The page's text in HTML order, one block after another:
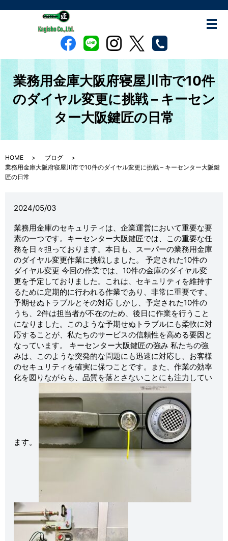
業務用金庫大阪府寝屋川市で10件
のダイヤル変更に挑戦 – キーセン
ター大阪鍵匠の日常
HOME
ブログ
業務用金庫大阪府寝屋川市で10件のダイヤル変更に挑戦 – キーセンター大阪鍵
匠の日常
2024/05/03
業務用金庫のセキュリティは、企業運営において重要な要
素の一つです。キーセンター大阪鍵匠では、この重要な任
務を日々担っております。本日も、スーパーの業務用金庫
のダイヤル変更作業に挑戦しました。 予定された10件の
ダイヤル変更 今回の作業では、10件の金庫のダイヤル変
更を予定しておりました。これは、セキュリティを維持す
るために定期的に行われる作業であり、非常に重要です。
予期せぬトラブルとその対応 しかし、予定された10件の
うち、2件は担当者が不在のため、後日に作業を行うこと
になりました。このような予期せぬトラブルにも柔軟に対
応することが、私たちのサービスの信頼性を高める要因と
なっています。 キーセンター大阪鍵匠の強み 私たちの強
みは、このような突発的な問題にも迅速に対応し、お客様
のセキュリティを確実に保つことです。また、作業の効率
化を図りながらも、品質を落とさないことにも注力してい
ます。